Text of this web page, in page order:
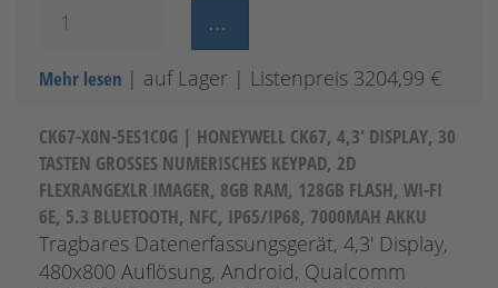
Mehr lesen | auf Lager | Listenpreis 3204,99 €
CK67-X0N-5ES1C0G | HONEYWELL CK67, 4,3' DISPLAY, 30
TASTEN GROSSES NUMERISCHES KEYPAD, 2D F
LEXRANGEXLR IMAGER, 8GB RAM, 128GB FLASH, WI-FI 6
E, 5.3 BLUETOOTH, NFC, IP65/IP68, 7000MAH AKKU
Tragbares Datenerfassungsgerät, 4,3' Display,
480x800 Auflösung, Android, Qualcomm